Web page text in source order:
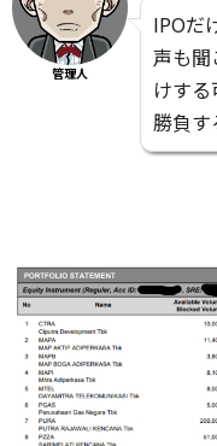
管理人
IPOだ
声も聞
けす
勝負